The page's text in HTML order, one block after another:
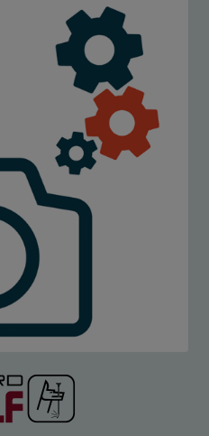
Website
eindeutigen Code für jeden
dass er weiß, wo er die
in der Datenbank für jeden
kann.
des Benutzerverhaltens
sind:
für Website-Analysen.
Daten darüber, wie der
Website nutzt.